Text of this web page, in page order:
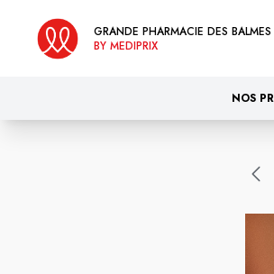
GRANDE PHARMACIE DES
BY MEDIPRIX
NOS